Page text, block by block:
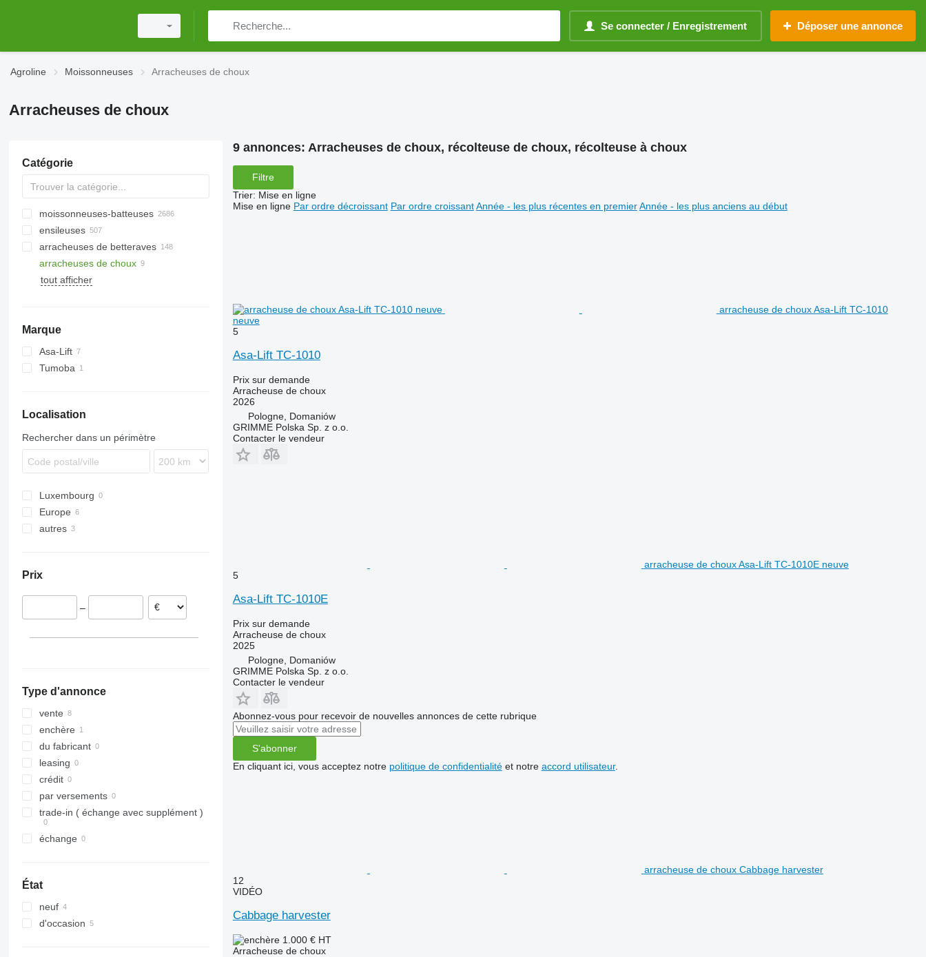
Se connecter / Enregistrement Déposer une annonce
Agroline Moissonneuses Arracheuses de choux
Arracheuses de choux
Catégorie
moissonneuses-batteuses
ensileuses
arracheuses de betteraves
arracheuses de choux
tout afficher
Marque
Asa-Lift
Tumoba
Localisation
Rechercher dans un périmètre
Luxembourg
Europe
Pologne
Royaume-Uni
autres
Prix
–
Type d'annonce
vente
enchère
du fabricant
leasing
crédit
par versements
trade-in ( échange avec supplément )
échange
État
neuf
d'occasion
9 annonces: Arracheuses de choux, récolteuse de choux, récolteuse à choux
Filtre
Trier: Mise en ligne
Mise en ligne Par ordre décroissant Par ordre croissant Année - les plus récentes en premier Année - les plus anciens au début
arracheuse de choux Asa-Lift TC-1010
neuve
5
Asa-Lift TC-1010
Prix sur demande
Arracheuse de choux
2026
Pologne, Domaniów
GRIMME Polska Sp. z o.o.
Contacter le vendeur
arracheuse de choux Asa-Lift TC-1010E neuve
5
Asa-Lift TC-1010E
Prix sur demande
Arracheuse de choux
2025
Pologne, Domaniów
GRIMME Polska Sp. z o.o.
Contacter le vendeur
Abonnez-vous pour recevoir de nouvelles annonces de cette rubrique
S'abonner
En cliquant ici, vous acceptez notre politique de confidentialitéet notre accord utilisateur.
arracheuse de choux Cabbage harvester
12
VIDÉO
Cabbage harvester
1.000 € HT
Arracheuse de choux